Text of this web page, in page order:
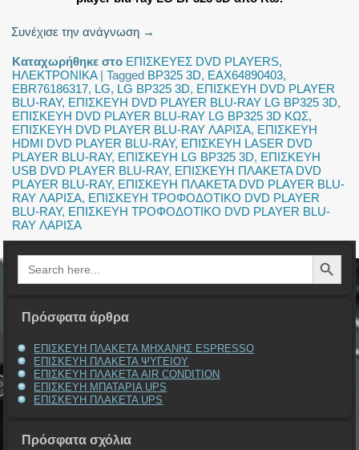
Συνέχισε την ανάγνωση →
Καταχωρήθηκε στο ΕΠΙΣΚΕΥΕΣ DVD PLAYERS,
ΗΛΕΚΤΡΟΝΙΚΑ|Tagged BP325 3D, EAX64890403,
EBR76186317, LG, LG BP325 3D, ΕΠΙΣΚΕΥΗ DVD PLAYER
BLU-RAY, ΕΠΙΣΚΕΥΗ DVD PLAYER BLU-RAY LG BP325 3D,
ΕΠΙΣΚΕΥΗ DVD PLAYER BLU-RAY LG BP325 3D ΚΩΣ,
ΕΠΙΣΚΕΥΗ DVD PLAYER BLU-RAY ΛΑΡΙΣΑ, ΕΠΙΣΚΕΥΗ
HDMI DVD PLAYER BLU-RAY, ΕΠΙΣΚΕΥΗ LASER DVD
PLAYER BLU-RAY, ΕΠΙΣΚΕΥΗ LG BP325 3D, ΕΠΙΣΚΕΥΗ
USB DVD PLAYER BLU-RAY, ΕΠΙΣΚΕΥΗ ΠΛΑΚΕΤΑ DVD
PLAYER BLU-RAY, ΕΠΙΣΚΕΥΗ ΠΛΑΚΕΤΑ DVD PLAYER BLU-
RAY ΛΑΡΙΣΑ, ΕΠΙΣΚΕΥΗ ΤΡΟΦΟΔΟΤΙΚΟ DVD PLAYER
BLU-RAY, ΕΠΙΣΚΕΥΗ ΤΡΟΦΟΔΟΤΙΚΟ DVD PLAYER BLU-
RAY ΛΑΡΙΣΑ
Search
for:
Search Button
Πρόσφατα άρθρα
ΕΠΙΣΚΕΥΗ ΠΛΑΚΕΤΑ ΜΗΧΑΝΗΣ ESPRESSO
ΕΠΙΣΚΕΥΗ ΠΛΑΚΕΤΑ ΨΥΓΕΙΟΥ
ΕΠΙΣΚΕΥΗ ΠΛΑΚΕΤΑ AIR CONDITION
ΕΠΙΣΚΕΥΗ ΜΠΑΤΑΡΙΑ UPS
ΕΠΙΣΚΕΥΗ ΠΛΑΚΕΤΑ UPS
Πρόσφατα σχόλια